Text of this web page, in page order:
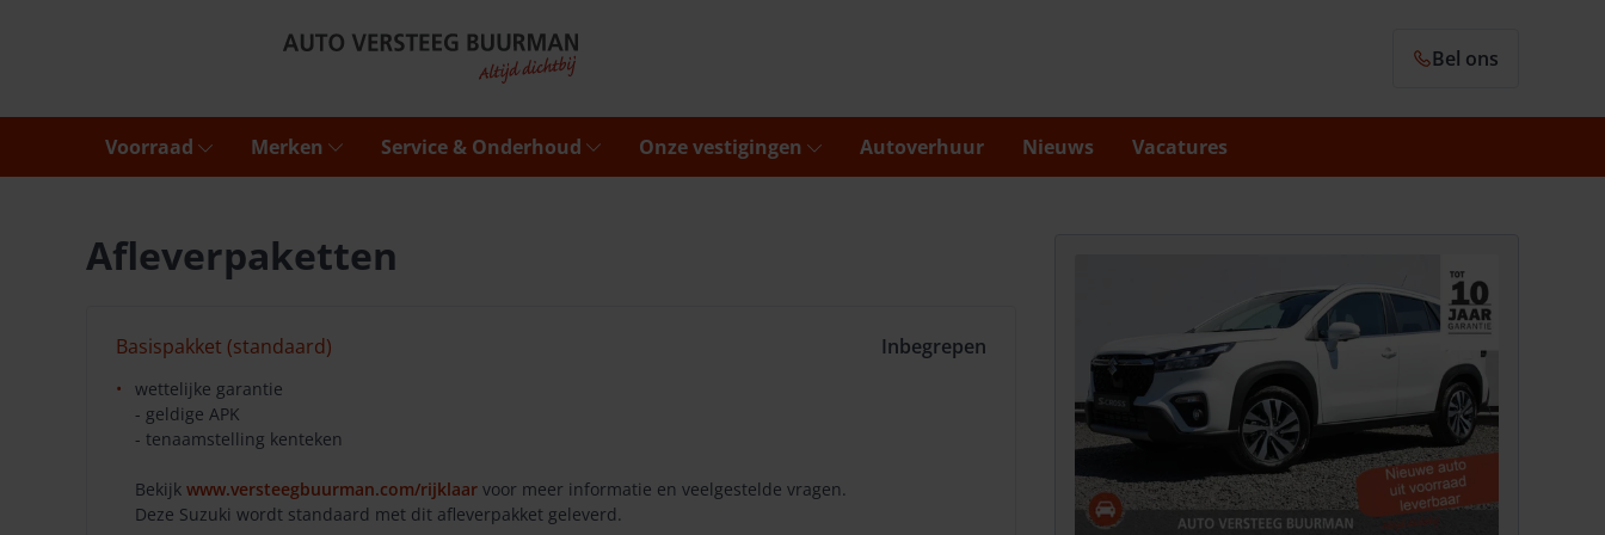
Bel ons
Voorraad Merken Service & Onderhoud Onze vestigingen Autoverhuur Nieuws Vacatures
Afleverpaketten
Basispakket (standaard) Inbegrepen
wettelijke garantie
- geldige APK
- tenaamstelling kenteken
Bekijk www.versteegbuurman.com/rijklaar voor meer informatie en veelgestelde vragen.
Deze Suzuki wordt standaard met dit afleverpakket geleverd.